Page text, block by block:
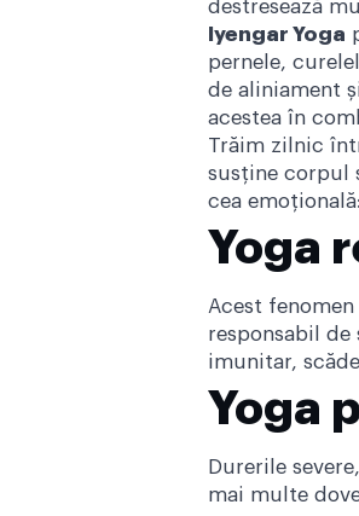
destresează
Iyengar Yoga
pernele,
de aliniament
acestea în
Trăim zilnic
susține corpul
cea emoțională:
Yoga
Acest
responsabil
imunitar,
Yoga
Durerile
mai multe